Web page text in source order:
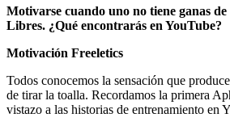
Motivarse cuando uno no tiene ganas
Libres. ¿Qué encontrarás en YouTube?
Motivación Freeletics
Todos conocemos la sensación que
de tirar la toalla. Recordamos la primera
vistazo a las historias de entrenamiento en